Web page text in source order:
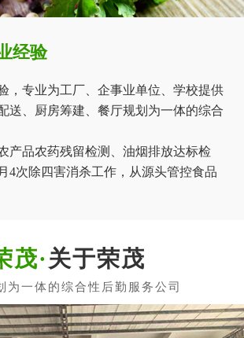
经验
，专业为工厂、企事业单位、学校提供
送、厨房筹建、餐厅规划为一体的综合
产品农药残留检测、油烟排放达标检
4次除四害消杀工作，从源头管控食品
关于荣茂